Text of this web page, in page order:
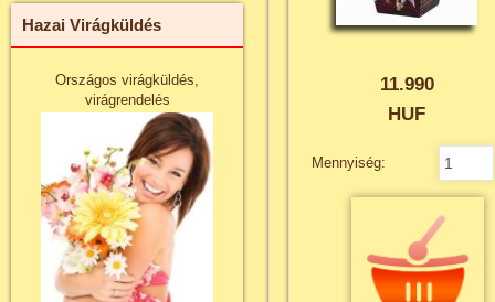
Hazai Virágküldés
Országos virágküldés,
virágrendelés
11.990
HUF
Mennyiség: